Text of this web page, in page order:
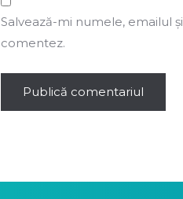
Salvează-mi numele, emailul
comentez.